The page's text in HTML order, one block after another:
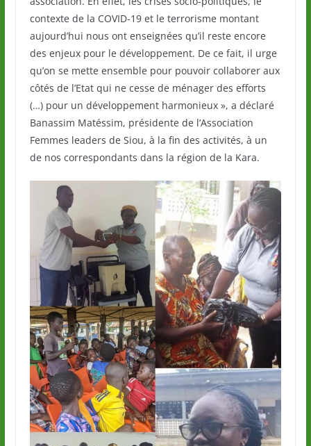
contexte de la COVID-19 et le terrorisme montant
aujourd’hui nous ont enseignées qu’il reste encore
des enjeux pour le développement. De ce fait, il urge
qu’on se mette ensemble pour pouvoir collaborer aux
côtés de l’Etat qui ne cesse de ménager des efforts
(…) pour un développement harmonieux », a déclaré
Banassim Matéssim, présidente de l’Association
Femmes leaders de Siou, à la fin des activités, à un
de nos correspondants dans la région de la Kara.